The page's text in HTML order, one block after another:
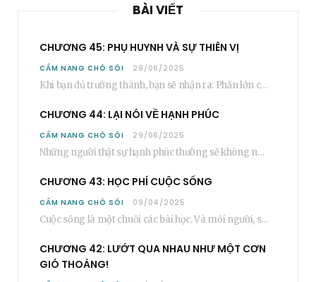
BÀI VIẾT
CHƯƠNG 45: PHỤ HUYNH VÀ SỰ THIÊN VỊ
CẨM NANG CHÓ SÓI 29/06/2025
Khi bạn đủ trưởng thành, bạn sẽ nhận ra: Phần lớn các bậc phụ huynh…
CHƯƠNG 44: LẠI NÓI VỀ HẠNH PHÚC
CẨM NANG CHÓ SÓI 29/06/2025
Những người thật sự hạnh phúc thường sẽ không nói cụ thể rằng bạn “phải”…
CHƯƠNG 43: HỌC PHÍ CUỘC SỐNG
CẨM NANG CHÓ SÓI 09/04/2025
Cuộc sống là một chuỗi các bài học. Và mỗi người, sẽ phải học rất…
CHƯƠNG 42: LƯỚT QUA NHAU NHƯ MỘT CƠN
GIÓ THOẢNG!